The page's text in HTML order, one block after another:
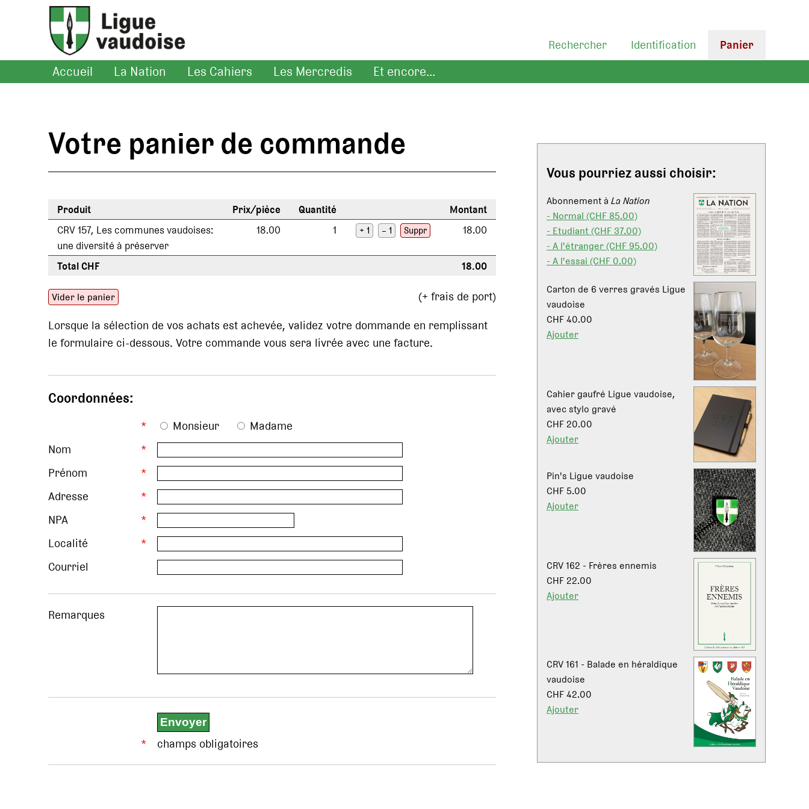
Panier
Identification
Rechercher
Accueil La Nation Les Cahiers Les Mercredis Et encore...
Votre panier de commande
Produit Prix/pièce Quantité
Montant
CRV 157, Les communes vaudoises:
une diversité à préserver
18.00 1 + 1 – 1 Suppr 18.00
Total CHF 18.00
(+ frais de port)
Vider le panier
Lorsque la sélection de vos achats est achevée, validez votre dommande en remplissant
le formulaire ci-dessous. Votre commande vous sera livrée avec une facture.
Coordonnées:
* Monsieur
Madame
Nom
*
Prénom
*
Adresse
*
NPA
*
Localité
*
Courriel
Remarques
* champs obligatoires
Vous pourriez aussi choisir:
Abonnement à La Nation
- Normal (CHF 85.00)
- Etudiant (CHF 37.00)
- A l'étranger (CHF 95.00)
- A l'essai (CHF 0.00)
Carton de 6 verres gravés Ligue
vaudoise
CHF 40.00
Ajouter
Cahier gaufré Ligue vaudoise,
avec stylo gravé
CHF 20.00
Ajouter
Pin's Ligue vaudoise
CHF 5.00
Ajouter
CRV 162 - Frères ennemis
CHF 22.00
Ajouter
CRV 161 - Balade en héraldique
vaudoise
CHF 42.00
Ajouter